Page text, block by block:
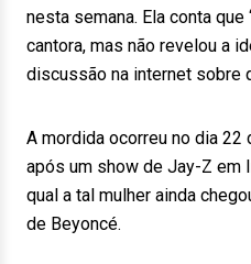
nesta semana. Ela conta que
cantora, mas não revelou a
discussão na internet sobre
A mordida ocorreu no dia
após um show de Jay-Z em
qual a tal mulher ainda
de Beyoncé.